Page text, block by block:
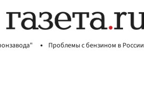
Проблемы с бензином в России